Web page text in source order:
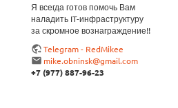
Я всегда готов помочь Вам
наладить IT-инфраструктуру
за скромное вознаграждение!!
Telegram - RedMikee
mike.obninsk@gmail.com
+7 (977) 887-96-23